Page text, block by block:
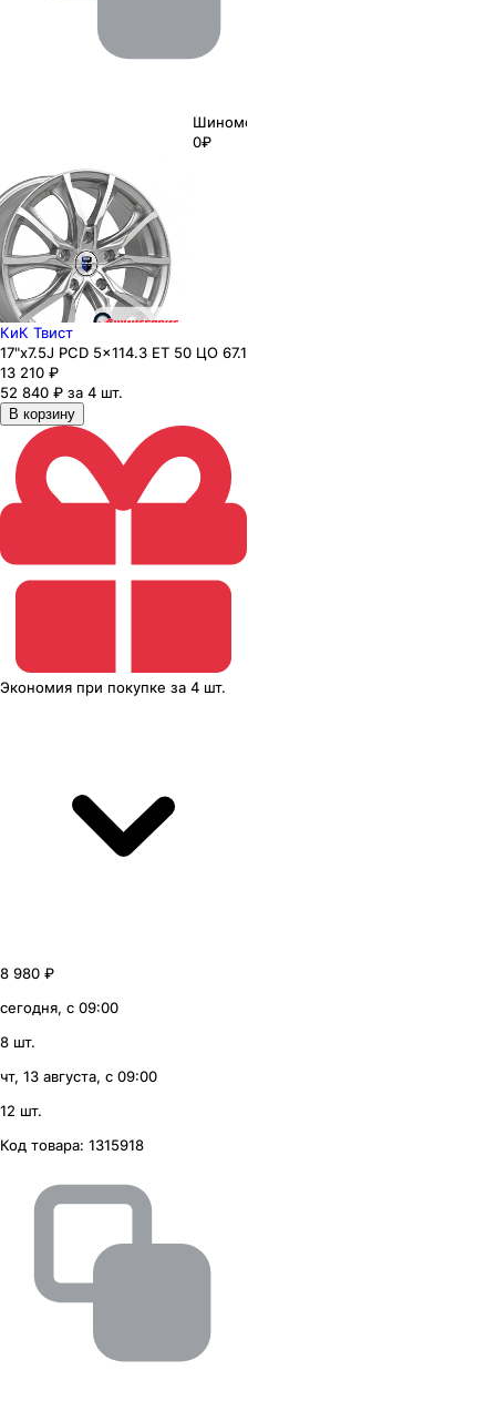
Шиномонтаж
0₽
КиК Твист
17"x7.5J PCD 5x114.3 ЕТ 50 ЦО 67.1
13 210 ₽
52 840 ₽ за 4 шт.
В корзину
Экономия при покупке за 4 шт.
8 980 ₽
сегодня, с 09:00
8 шт.
чт, 13 августа, с 09:00
12 шт.
Код товара: 1315918